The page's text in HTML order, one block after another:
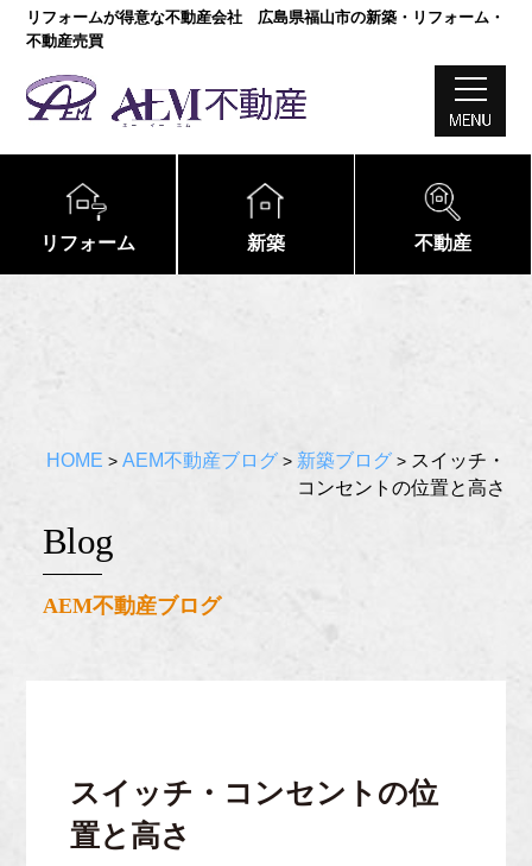
リフォームが得意な不動産会社 広島県福山市の新築・リフォーム・
不動産売買
リフォーム 新築 不動産
HOME > AEM不動産ブログ> 新築ブログ> スイッチ・
コンセントの位置と高さ
blog
AEM不動産ブログ
スイッチ・コンセントの位
置と高さ